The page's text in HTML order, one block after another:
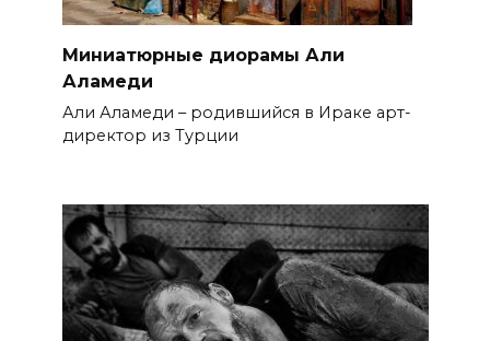
Миниатюрные диорамы Али
Аламеди
Али Аламеди – родившийся в Ираке арт-
директор из Турции